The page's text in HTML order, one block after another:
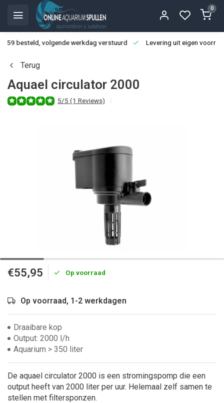
0
besteld, volgende werkdag verstuurd Levering uit eigen
Terug
Aquael circulator 2000
5/5 (1 Reviews)
€55,95 Op voorraad
Op voorraad, 1-2 werkdagen
Draaibare kop
Output: 2000 l/h
Aquarium > 350 liter
De aquael circulator 2000 is een stromingspomp die een
output heeft van 2000 liter per uur. Helemaal zelf samen te
stellen met filtersponzen.